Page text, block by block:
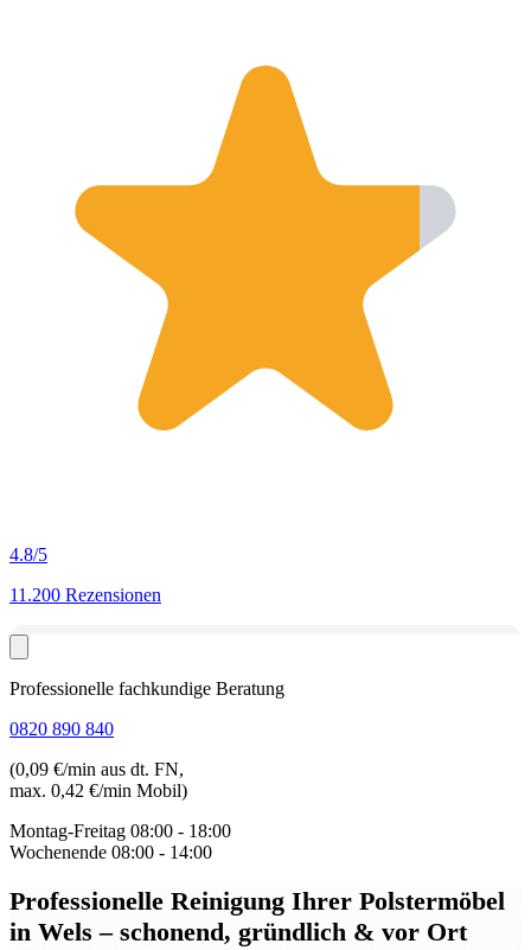
4.8/5
11.200 Rezensionen
Professionelle fachkundige Beratung
0820 890 840
(0,09 €/min aus dt. FN,
max. 0,42 €/min Mobil)
Montag-Freitag 08:00 - 18:00
Wochenende 08:00 - 14:00
Professionelle Reinigung Ihrer Polstermöbel
in Wels– schonend, gründlich & vor Ort